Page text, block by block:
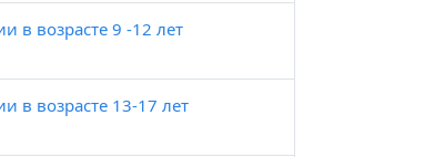
в возрасте 9 -12 лет
в возрасте 13-17 лет